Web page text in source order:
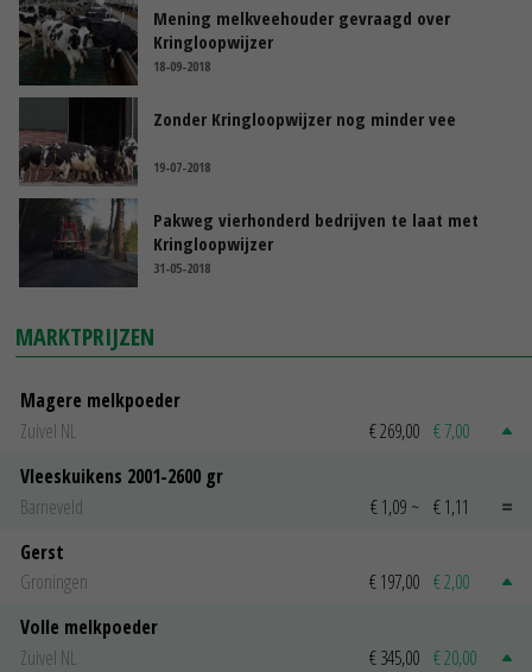
Mening melkveehouder gevraagd over
Kringloopwijzer
18-09-2018
Zonder Kringloopwijzer nog minder vee
19-07-2018
Pakweg vierhonderd bedrijven te laat met
Kringloopwijzer
31-05-2018
MARKTPRIJZEN
Magere melkpoeder
Zuivel NL
€ 269,00 € 7,00
Vleeskuikens 2001-2600 gr
Barneveld
€ 1,09 ~ € 1,11
Gerst
Groningen
€ 197,00 € 2,00
Volle melkpoeder
Zuivel NL
€ 345,00 € 20,00